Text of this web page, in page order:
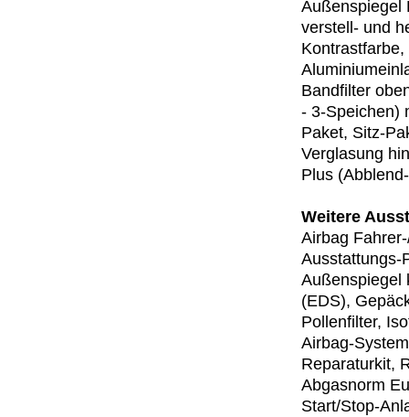
Außenspiegel
verstell- und
Bandfilter
- 3-Speichen)
Paket, Sitz-
Verglasung
Plus
Weitere
Airbag
Ausstattungs-
Außenspiegel
(EDS),
Pollenfilter,
Airbag-
Reparaturkit,
Abgasnorm
Start/Stop-